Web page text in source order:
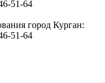
51-64
город Курган:
51-64